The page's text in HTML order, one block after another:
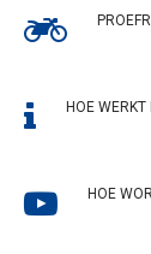
HOE WERKT
HOE